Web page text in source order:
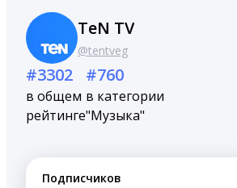
TeN TV
@tentveg
#3302
в общем
рейтинге
#760
в категории
"Музыка"
Подписчиков